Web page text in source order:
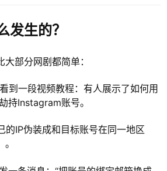
发生的？
部分网剧都简单：
到一段视频教程：有人展示了如何用
持Instagram账号。
的IP伪装成和目标账号在同一地区